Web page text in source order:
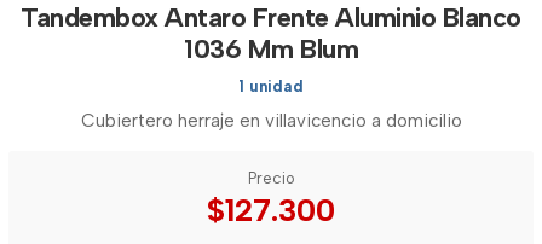
Tandembox Antaro Frente Aluminio Blanco
1036 Mm Blum
1 unidad
Cubiertero herraje en villavicencio a domicilio
Precio
$127.300